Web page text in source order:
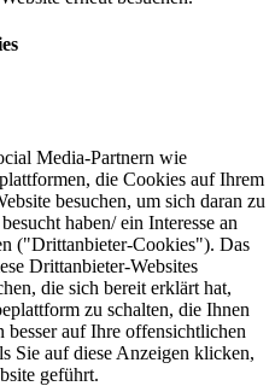
Media-Partnern wie
die Cookies auf Ihrem
besuchen, um sich daran zu
haben/ ein Interesse an
("Drittanbieter-Cookies"). Das
Drittanbieter-Websites
die sich bereit erklärt hat,
zu schalten, die Ihnen
besser auf Ihre offensichtlichen
Sie auf diese Anzeigen klicken,
geführt.